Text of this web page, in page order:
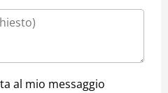
al mio messaggio